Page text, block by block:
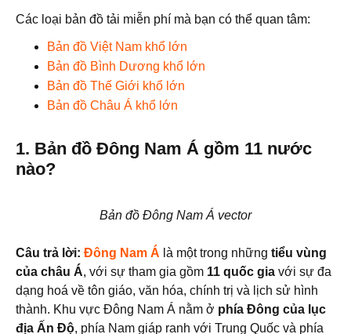
Các loại bản đồ tải miễn phí mà bạn có thể quan tâm:
Bản đồ Việt Nam khổ lớn
Bản đồ Bình Dương khổ lớn
Bản đồ Thế Giới khổ lớn
Bản đồ Châu Á khổ lớn
1. Bản đồ Đông Nam Á gồm 11 nước
nào?
Bản đồ Đông Nam Á vector
Câu trả lời: Đông Nam Á là một trong những tiểu vùng
của châu Á, với sự tham gia gồm 11 quốc gia với sự đa
dạng hoá về tôn giáo, văn hóa, chính trị và lịch sử hình
thành. Khu vực Đông Nam Á nằm ở phía Đông của lục
địa Ấn Độ, phía Nam giáp ranh với Trung Quốc và phía